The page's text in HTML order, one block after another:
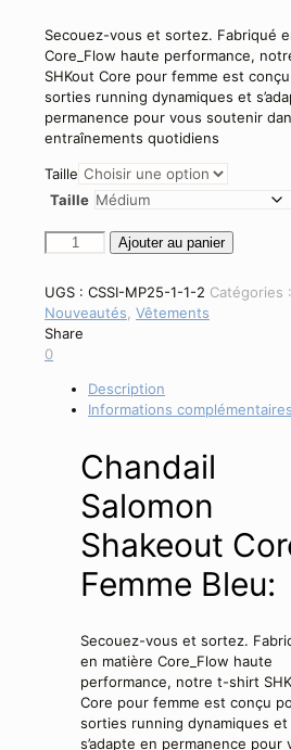
Secouez-vous et sortez. Fabriqué
Core_Flow haute performance,
SHKout Core pour femme est
sorties running dynamiques et
permanence pour vous soutenir
entraînements quotidiens
Taille
Taille
quantité
Salomon
Shakeout
Core
-
Femme
Ajouter au panier
UGS : CSSI-MP25-1-1-2 Catégories :
Nouveautés Vêtements
Share
0
Description
Informations complémentaires
Chandail
Salomon
Shakeout
Femme Bleu:
Secouez-vous et sortez.
en matière Core_Flow haute
performance, notre t-shirt
Core pour femme est conçu
sorties running dynamiques et
s’adapte en permanence pour